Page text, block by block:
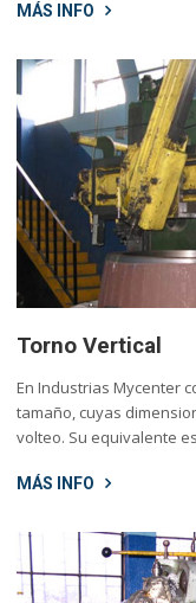
MÁS INFO
Torno Vertical
En Industrias Mycenter
tamaño, cuyas
volteo. Su equivalente
MÁS INFO